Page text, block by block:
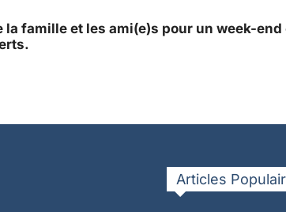
la famille et les ami(e)s pour un week-
Articles